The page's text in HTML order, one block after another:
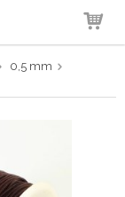
0,5 mm